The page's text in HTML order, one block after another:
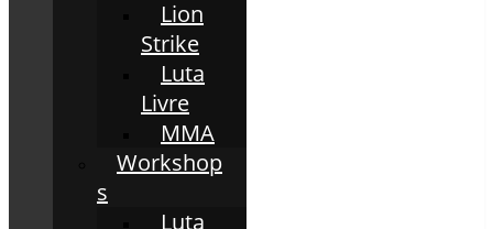
Lion
Strike
Luta
Livre
MMA
Workshop
s
Luta